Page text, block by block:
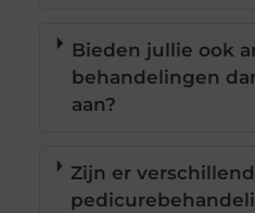
Bieden jullie ook
behandelingen
aan?
Zijn er